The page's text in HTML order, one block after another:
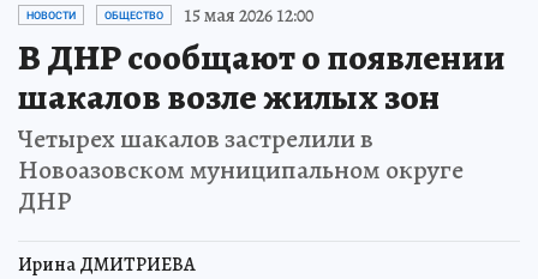
НОВОСТИ ОБЩЕСТВО 15 мая 2026 12:00
В ДНР сообщают о появлении
шакалов возле жилых зон
Четырех шакалов застрелили в
Новоазовском муниципальном округе
ДНР
Ирина ДМИТРИЕВА